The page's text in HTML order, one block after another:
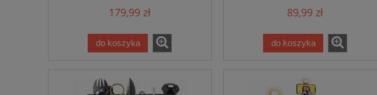
179,99 zł
do koszyka
89,99 zł
do koszyka